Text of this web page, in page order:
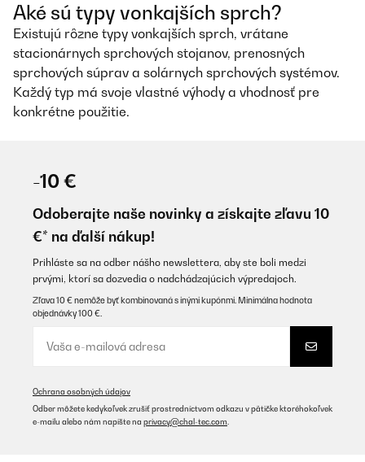
Aké sú typy vonkajších sprch?
Existujú rôzne typy vonkajších sprch, vrátane
stacionárnych sprchových stojanov, prenosných
sprchových súprav a solárnych sprchových systémov.
Každý typ má svoje vlastné výhody a vhodnosť pre
konkrétne použitie.
-10 €
Odoberajte naše novinky a získajte zľavu 10
€* na ďalší nákup!
Prihláste sa na odber nášho newslettera, aby ste boli medzi
prvými, ktorí sa dozvedia o nadchádzajúcich výpredajoch.
Zľava 10 € nemôže byť kombinovaná s inými kupónmi. Minimálna hodnota
objednávky 100 €.
Ochrana osobných údajov
Odber môžete kedykoľvek zrušiť prostredníctvom odkazu v pätičke ktoréhokoľvek
e-mailu alebo nám napíšte na privacy@chal-tec.com